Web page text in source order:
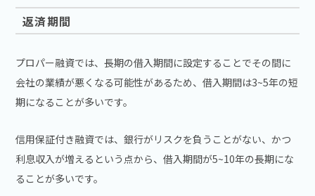
返済期間
プロパー融資では、長期の借入期間に設定することでその間に
会社の業績が悪くなる可能性があるため、借入期間は3~5年の短
期になることが多いです。
信用保証付き融資では、銀行がリスクを負うことがない、かつ
利息収入が増えるという点から、借入期間が5~10年の長期にな
ることが多いです。